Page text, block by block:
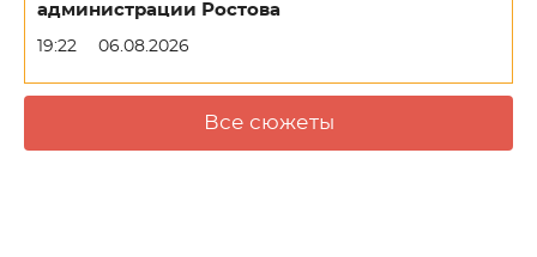
администрации Ростова
19:22 06.08.2026
Все сюжеты